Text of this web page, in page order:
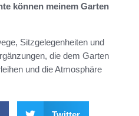
können meinem Garten
Sitzgelegenheiten und
die dem Garten
und die Atmosphäre